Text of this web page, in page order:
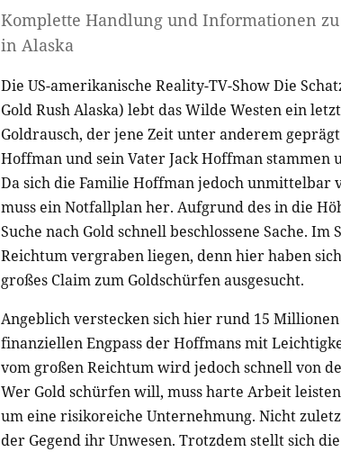
Komplette Handlung und Informationen zu
in Alaska
Die US-amerikanische Reality-TV-Show Die
Gold Rush Alaska) lebt das Wilde Westen ein
Goldrausch, der jene Zeit unter anderem
Hoffman und sein Vater Jack Hoffman stammen
Da sich die Familie Hoffman jedoch unmittelbar
muss ein Notfallplan her. Aufgrund des in die
Suche nach Gold schnell beschlossene Sache. Im
Reichtum vergraben liegen, denn hier haben
großes Claim zum Goldschürfen ausgesucht.
Angeblich verstecken sich hier rund 15
finanziellen Engpass der Hoffmans mit
vom großen Reichtum wird jedoch schnell von
Wer Gold schürfen will, muss harte Arbeit
um eine risikoreiche Unternehmung. Nicht
der Gegend ihr Unwesen. Trotzdem stellt sich